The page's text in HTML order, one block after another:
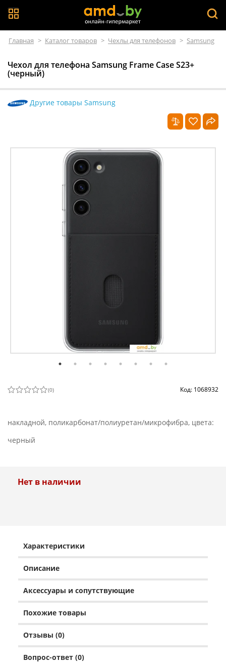
Главная > Каталог товаров > Чехлы для телефонов > Samsung
Чехол для телефона Samsung Frame Case S23+
(черный)
Другие товары Samsung
(0) Код: 1068932
накладной, поликарбонат/полиуретан/микрофибра, цвета:
черный
Нет в наличии
Характеристики
Описание
Аксессуары и сопутствующие
Похожие товары
Отзывы (0)
Вопрос-ответ (0)